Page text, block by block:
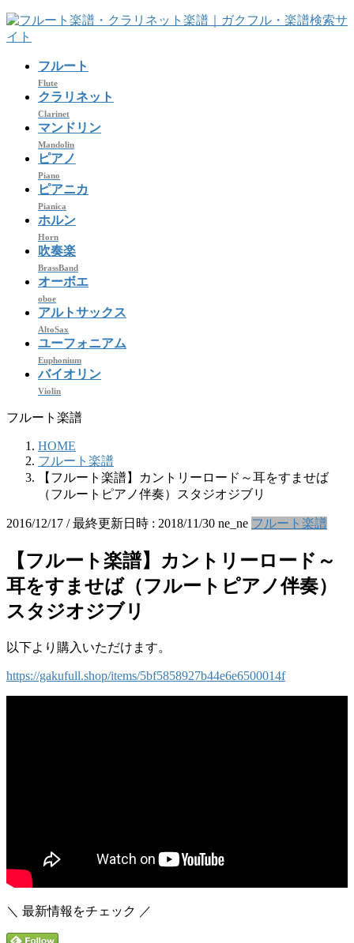
コ
ン
ナ
ビ
フルート
Flute
クラリネット
Clarinet
マンドリン
Mandolin
ピアノ
Piano
ピアニカ
Pianica
ホルン
Horn
吹奏楽
BrassBand
オーボエ
oboe
アルトサックス
AltoSax
ユーフォニアム
Euphonium
バイオリン
Violin
フルート楽譜
HOME
フルート楽譜
【フルート楽譜】カントリーロード～耳をすませば
（フルートピアノ伴奏）スタジオジブリ
2016/12/17 / 最終更新日時 : 2018/11/30 ne_ne フルート楽譜
【フルート楽譜】カントリーロード～
耳をすませば（フルートピアノ伴奏）
スタジオジブリ
以下より購入いただけます。
https://gakufull.shop/items/5bf5858927b44e6e6500014f
＼ 最新情報をチェック ／